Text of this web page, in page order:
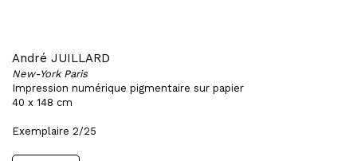
André JUILLARD
New-York Paris
Impression numérique pigmentaire sur papier
40 x 148 cm
Exemplaire 2/25